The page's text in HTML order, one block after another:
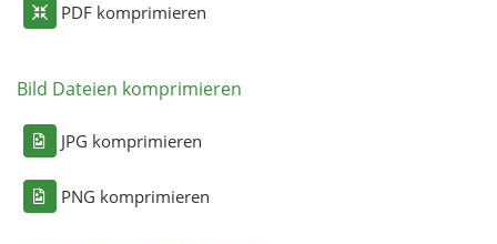
PDF komprimieren
Bild Dateien komprimieren
JPG komprimieren
PNG komprimieren